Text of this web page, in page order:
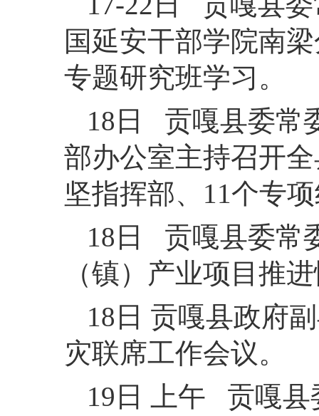
国延安干部学院南
专题研究班学习。
18日 贡嘎县委常
部办公室主持召开
坚指挥部、11个专
18日 贡嘎县委常
（镇）产业项目推
18日 贡嘎县政府
灾联席工作会议。
19日 上午 贡嘎县